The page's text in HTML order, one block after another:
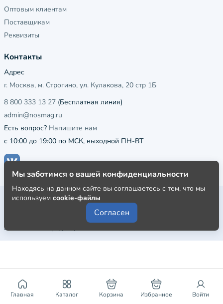
Главная Каталог Корзина Избранное Войти
Оптовым клиентам
Поставщикам
Реквизиты
Контакты
Адрес
г. Москва, м. Строгино, ул. Кулакова, 20 стр 1Б
8 800 333 13 27 (Бесплатная линия)
admin@nosmag.ru
Есть вопрос? Напишите нам
с 10:00 до 19:00 по МСК, выходной ПН-ВТ
Публичная оферта
Пользовательское соглашение
Политика конфиденциальности
Мы заботимся о вашей конфиденциальности
Находясь на данном сайте вы соглашаетесь с тем, что мы
используем cookie-файлы
Согласен